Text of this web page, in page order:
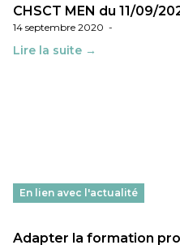
CHSCT MEN du 11/09/
14 septembre 2020 -
Lire la suite →
En lien avec l'actualité
Adapter la formation